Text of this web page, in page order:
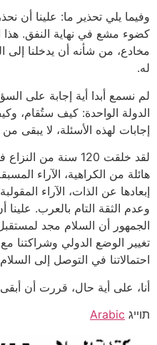
وفيما يلي تحذير ما: علينا أن
كضوء مشع في نهاية النفق. هذا
مخادع، من شأنه أن يدخلنا إلى
له.
لم نسمع أبدا أية إجابة على
الدولة الواحدة: كيف ستُقام،
إجابات لهذه الأسئلة، لا يبقى
لقد خلقت 120 سنة
هائلة من الكراهية، الآراء
إبعادها عن الذات، الآراء
وعدم الثقة التام بالعرب. علينا
الجمهور أن السلام مجد
تغيير الوضع الدولي وشراكتنا
احتمالاتنا في التوصل إلى
أنا، على أية حال، قررت أن
תוייג Arabic